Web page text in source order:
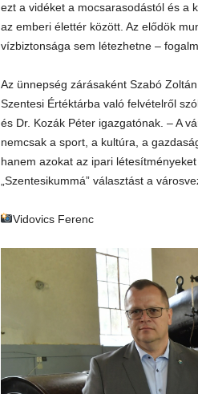
ezt a vidéket a mocsarasodástól és a
az emberi élettér között. Az elődök
vízbiztonsága sem létezhetne –
Az ünnepség zárásaként Szabó
Szentesi Értéktárba való felvételről
és Dr. Kozák Péter igazgatónak. – A
nemcsak a sport, a kultúra, a
hanem azokat az ipari
„Szentesikummá” választást a
Vidovics Ferenc